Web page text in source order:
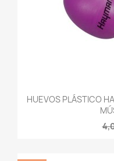
HUEVOS PLÁSTICO